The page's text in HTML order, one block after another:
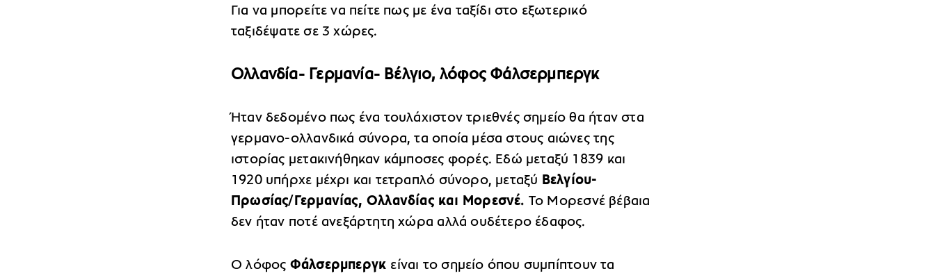
Για να μπορείτε να πείτε πως με ένα ταξίδι στο εξωτερικό
ταξιδέψατε σε 3 χώρες.
Ολλανδία- Γερμανία- Βέλγιο, λόφος Φάλσερμπεργκ
Ήταν δεδομένο πως ένα τουλάχιστον τριεθνές σημείο θα ήταν στα
γερμανο-ολλανδικά σύνορα, τα οποία μέσα στους αιώνες της
ιστορίας μετακινήθηκαν κάμποσες φορές. Εδώ μεταξύ 1839 και
1920 υπήρχε μέχρι και τετραπλό σύνορο, μεταξύ Βελγίου-
Πρωσίας/Γερμανίας, Ολλανδίας και Μορεσνέ. Το Μορεσνέ βέβαια
δεν ήταν ποτέ ανεξάρτητη χώρα αλλά ουδέτερο έδαφος.
Ο λόφος Φάλσερμπεργκ είναι το σημείο όπου συμπίπτουν τα